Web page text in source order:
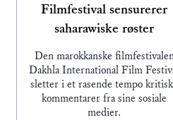
Filmfestival sensurerer
saharawiske røster
Den marokkanske
Dakhla International Film
sletter i et rasende tempo
kommentarer fra sine sosiale
medier.